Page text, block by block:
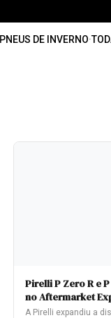
PNEUS DE INVERNO·
Pirelli P Zero R e
no Aftermarket
A Pirelli expandiu a